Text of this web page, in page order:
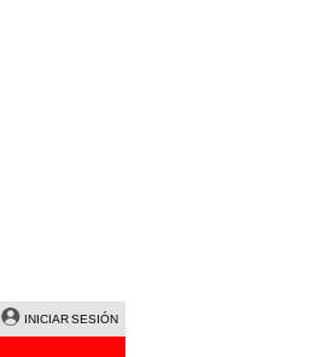
CORTE DE LUZ VIERNES 7 DE AGOSTO
INICIAR SESIÓN